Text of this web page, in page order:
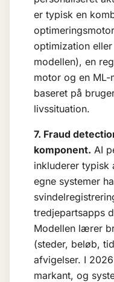
er typisk en
optimization
modellen), en
motor og en ML-
baseret på
livssituation.
7. Fraud
komponent. AI
inkluderer typisk
egne systemer
tredjepartsapps
Modellen lærer
(steder, beløb,
afvigelser. I
markant, og